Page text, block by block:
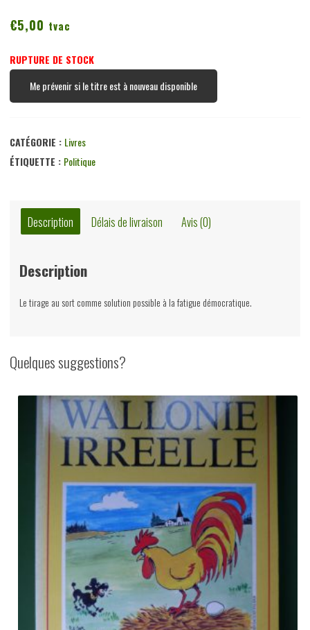
€5,00 tvac
RUPTURE DE STOCK
Me prévenir si le titre est à nouveau disponible
CATÉGORIE : Livres
ÉTIQUETTE : Politique
Description Délais de livraison Avis (0)
Description
Le tirage au sort comme solution possible à la fatigue démocratique.
Quelques suggestions?